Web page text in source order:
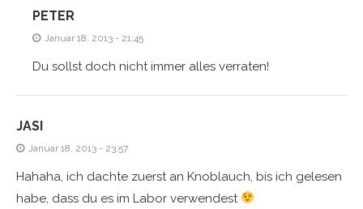
PETER
Januar 18, 2013 - 21:45
Du sollst doch nicht immer alles verraten!
JASI
Januar 18, 2013 - 23:57
Hahaha, ich dachte zuerst an Knoblauch, bis ich gelesen
habe, dass du es im Labor verwendest